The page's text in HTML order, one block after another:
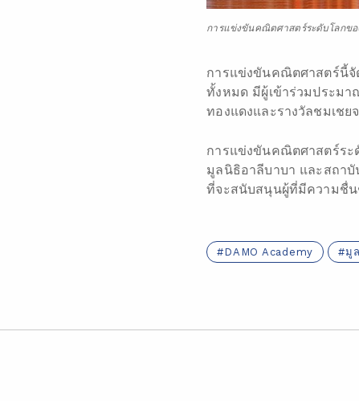
การแข่งขันคณิตศาสตร์ระดับโลกข
การแข่งขันคณิตศาสตร์นี้จั
ทั้งหมด มีผู้เข้าร่วมประมา
ทองแดงและรางวัลชมเช
การแข่งขันคณิตศาสตร์ระ
มูลนิธิอาลีบาบา และสถาบั
ที่จะสนับสนุนผู้ที่มีความชื่
DAMO Academy มู